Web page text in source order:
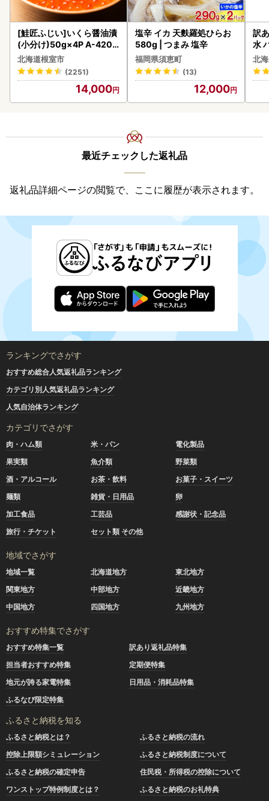
[鮭匠ふじい]いくら醤油漬
(小分け)50g×4P A-4209
5
北海道根室市
(2251)
14,000
塩辛 イカ 天麩羅処ひらお
580g | つまみ 塩辛
福岡県須恵町
(13)
12,000
訳
水
ク
付
海
取
北
最近チェックした返礼品
返礼品詳細ページの閲覧で、ここに履歴が表示されます。
ランキングでさがす
おすすめ総合人気返礼品ランキング
カテゴリ別人気返礼品ランキング
人気自治体ランキング
カテゴリでさがす
肉・ハム類 米・パン
電化製品
果実類
魚介類
野菜類
酒・アルコール
お茶・飲料
お菓子・スイーツ
麺類
雑貨・日用品
卵
加工食品
工芸品
感謝状・記念品
旅行・チケット
セット類 その他
地域でさがす
地域一覧 北海道地方
東北地方
関東地方
中部地方
近畿地方
中国地方
四国地方 九州地方
おすすめ特集でさがす
おすすめ特集一覧
訳あり返礼品特集
担当者おすすめ特集
定期便特集
地元が誇る家電特集
日用品・消耗品特集
ふるなび限定特集
ふるさと納税を知る
ふるさと納税とは？
ふるさと納税の流れ
控除上限額シミュレーション
ふるさと納税制度について
ふるさと納税の確定申告
住民税・所得税の控除について
ワンストップ特例制度とは？
ふるさと納税のお礼特典